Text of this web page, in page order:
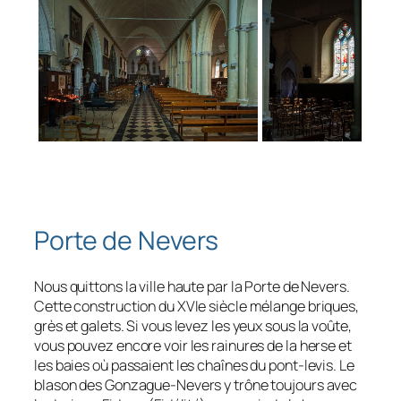
Porte de Nevers
Nous quittons la ville haute par la Porte de Nevers.
Cette construction du XVIe siècle mélange briques,
grès et galets. Si vous levez les yeux sous la voûte,
vous pouvez encore voir les rainures de la herse et
les baies où passaient les chaînes du pont-levis. Le
blason des Gonzague-Nevers y trône toujours avec